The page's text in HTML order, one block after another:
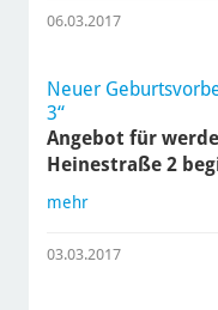
06.03.2017
Neuer
3“
Angebot für
Heinestraße 2
mehr
03.03.2017